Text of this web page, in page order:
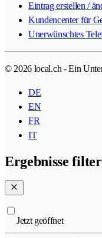
Eintrag erstellen /
Kundencenter für
Unerwünschtes
© 2026 local.ch - Ein
DE
EN
FR
IT
Ergebnisse
Jetzt geöffnet